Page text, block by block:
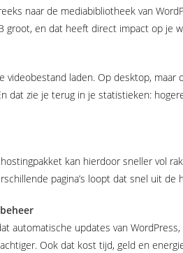
naar de mediabibliotheek van
groot, en dat heeft direct impact op je
laden. Op desktop, maar
dat zie je terug in je statistieken:
kan hierdoor sneller vol
pagina’s loopt dat snel uit de
automatische updates van
Ook dat kost tijd, geld en